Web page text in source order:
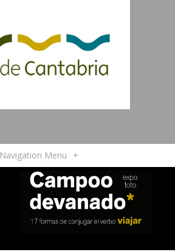
Navigation Menu +